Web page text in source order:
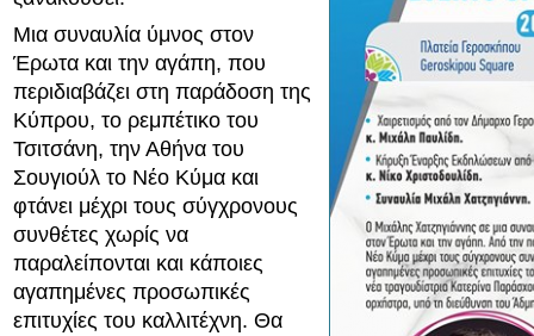
Μια συναυλία ύμνος στον
Έρωτα και την αγάπη, που
περιδιαβάζει στη παράδοση της
Κύπρου, το ρεμπέτικο του
Τσιτσάνη, την Αθήνα του
Σουγιούλ το Νέο Κύμα και
φτάνει μέχρι τους σύγχρονους
συνθέτες χωρίς να
παραλείπονται και κάποιες
αγαπημένες προσωπικές
επιτυχίες του καλλιτέχνη. Θα